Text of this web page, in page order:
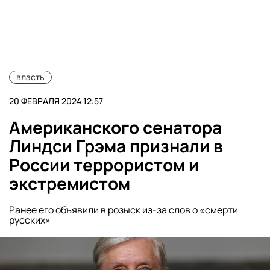
власть
20 ФЕВРАЛЯ 2024 12:57
Американского сенатора
Линдси Грэма признали в
России террористом и
экстремистом
Ранее его объявили в розыск из-за слов о «смерти
русских»